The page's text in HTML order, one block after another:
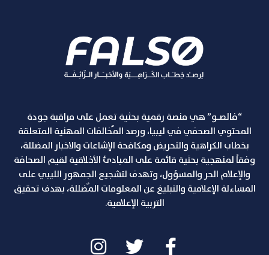
“فالصـو” هي منصة رقمية بحثية تعمل على مراقبة جودة
المحتوي الصحفي في ليبيا، ورصد المٌخالفات المهنية المتعلقة
بخطاب الكراهية والتحريض ومكافحة الإشاعات والاخبار المضللة،
وفقاً لمنهجية بحثية قائمة على المبادئ الأخلاقية لقيم الصحافة
والإعلام الحر والمسؤول، وتهدف لتشجيع الجمهور الليبي على
المساءلة الإعلامية والتبليغ عن المعلومات المٌضللة، بهدف تحقيق
التربية الإعلامية.